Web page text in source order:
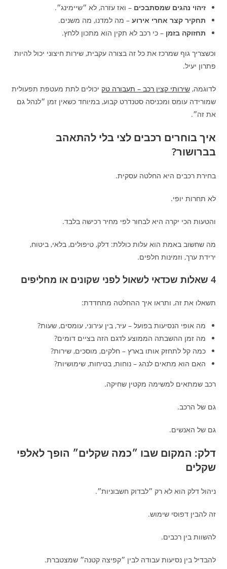
זיהוי נהגים שמסתבכים – ואז עזרה, לא ״שיימינג״.
תחקיר קצר אחרי אירוע – מה למדנו, מה משנים.
תחזוקה בזמן – כי רכב לא תקין הוא מתכון ללחץ.
וכשצריך גוף שמרכז את כל זה בצורה עקבית, שירות חיצוני יכול להיות
פתרון יעיל.
לדוגמה,שירותי קצין רכב – תעבורה טק יכולים לתת מעטפת תפעולית
שמורידה עומס ומכניסה סטנדרט קבוע, במיוחד כשאין זמן ״לנהל גם
את זה״.
איך בוחרים רכבים לצי בלי להתאהב
בברושור?
בחירת רכבים היא החלטה עסקית.
לא תחרות יופי.
והטעות הכי יקרה היא לבחור לפי מחיר רכישה בלבד.
מה שחשוב באמת הוא עלות כוללת: דלק, טיפולים, בלאי, ביטוח,
ירידת ערך, וזמינות חלפים.
4 שאלות שכדאי לשאול לפני שקונים או מחליפים
תשאלו את זה, ותראו איך ההחלטה מתחדדת:
מה אופי הנסיעות בפועל – עיר, בין עירוני, עומסים, שעות?
מה זמן ההשבתה הממוצע לדגם הזה בציים דומים?
כמה קל לתחזק אותו בארץ – חלקים, מוסכים, שירות?
האם הוא מתאים לנהג – נוחות, בטיחות, שימושיות?
רכב שמתאים למשימה מקטין שחיקה.
גם של הרכב.
גם של האנשים.
דלק: המקום שבו ״כמה שקלים״ הופך לאלפי
שקלים
ניהול דלק הוא לא רק ״לבדוק חשבוניות״.
זה להבין דפוסי שימוש.
להשוות בין רכבים.
להבדיל בין נסיעות עבודה לבין ״קפיצה קטנה״ שמצטברת.